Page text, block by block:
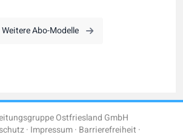
Weitere Abo-Modelle
Ostfriesland GmbH
Impressum Barrierefreiheit